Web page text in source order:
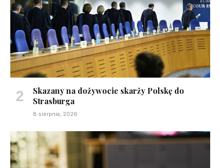
Skazany na dożywocie skarży Polskę do
Strasburga
8 sierpnia, 2026